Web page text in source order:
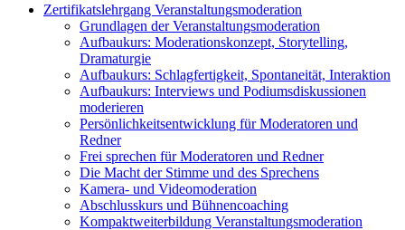
Zertifikatslehrgang Veranstaltungsmoderation
Grundlagen der Veranstaltungsmoderation
Aufbaukurs: Moderationskonzept, Storytelling,
Dramaturgie
Aufbaukurs: Schlagfertigkeit, Spontaneität, Interaktion
Aufbaukurs: Interviews und Podiumsdiskussionen
moderieren
Persönlichkeitsentwicklung für Moderatoren und
Redner
Frei sprechen für Moderatoren und Redner
Die Macht der Stimme und des Sprechens
Kamera- und Videomoderation
Abschlusskurs und Bühnencoaching
Kompaktweiterbildung Veranstaltungsmoderation